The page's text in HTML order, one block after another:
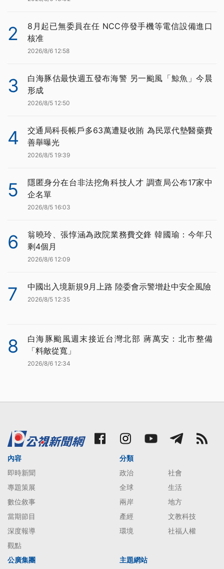
2
8月起已無委員在任 NCC停發手機等電信設備進口
核准
2026/8/6 12:58
3
白海豚估最快週五發布海警 另一颱風「鯨魚」今晨
形成
2026/8/5 12:50
4
交通局科長帳戶多63萬遭疑收賄 為民眾代墊醫藥費
善舉曝光
2026/8/5 19:39
5
隱匿身分在台非法挖角科技人才 調查局公布17家中
企名單
2026/8/5 16:03
6
翁曉玲、張惇涵為政院業務費交鋒 韓國瑜：今年只
剩4個月
2026/8/6 12:09
7 中國出入境新規9月上路 陸委會示警增赴中安全風險
2026/8/5 12:35
8
白海豚颱風週末接近台灣北部 蔣萬安：北市整備
「料敵從寬」
2026/8/6 12:34
內容
即時新聞
專題策展
數位敘事
當期節目
深度報導
觀點
分類
政治
社會
全球
生活
兩岸
地方
產經
文教科技
環境
社福人權
公廣集團 主題網站